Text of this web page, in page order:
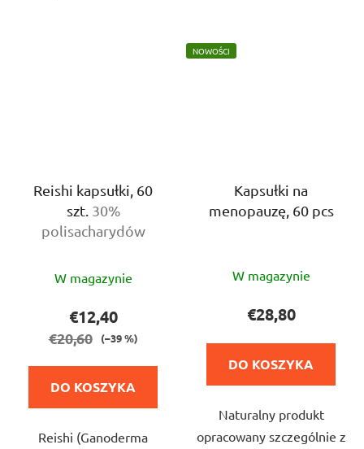
Reishi kapsułki, 60
szt. 30%
polisacharydów
ocena
produktu
wynosi
5
W magazynie
€12,40
€20,60 (–39 %)
DO KOSZYKA
Reishi (Ganoderma
NOWOŚCI
Kapsułki na
menopauzę, 60 pcs
ocena
produktu
wynosi
na
gwiazdek.
W magazynie
€28,80
DO KOSZYKA
Naturalny produkt
opracowany szczególnie z